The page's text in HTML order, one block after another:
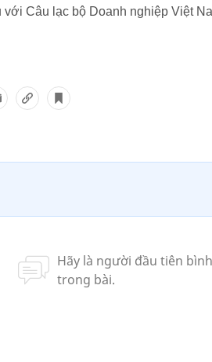
Câu lạc bộ Doanh nghiệp Việt